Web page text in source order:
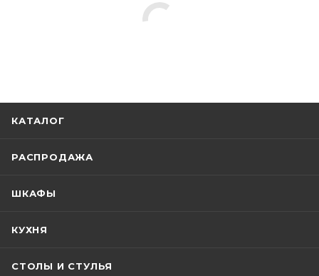
КАТАЛОГ
РАСПРОДАЖА
ШКАФЫ
КУХНЯ
СТОЛЫ И СТУЛЬЯ